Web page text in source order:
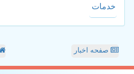
خدمات
صفحه اخبار